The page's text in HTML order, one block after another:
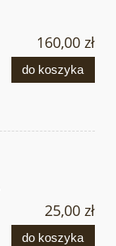
160,00 zł
do koszyka
25,00 zł
do koszyka